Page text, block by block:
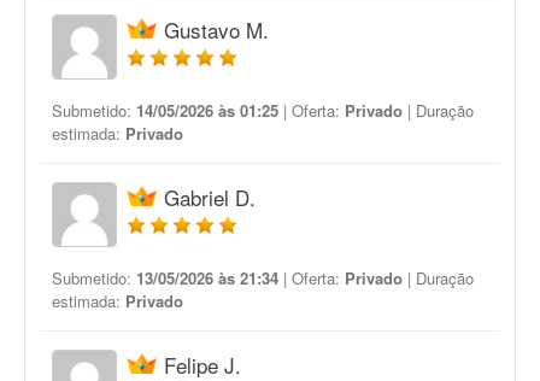
Gustavo M.
Submetido: 14/05/2026 às 01:25 | Oferta: Privado | Duração
estimada: Privado
Gabriel D.
Submetido: 13/05/2026 às 21:34 | Oferta: Privado | Duração
estimada: Privado
Felipe J.